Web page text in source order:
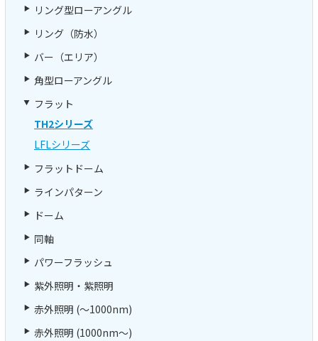
リング型ローアングル
リング（防水）
バー（エリア）
角型ローアングル
フラット
TH2シリーズ
LFLシリーズ
フラットドーム
ラインパターン
ドーム
同軸
パワーフラッシュ
紫外照明・紫照明
赤外照明 (～1000nm)
赤外照明 (1000nm～)